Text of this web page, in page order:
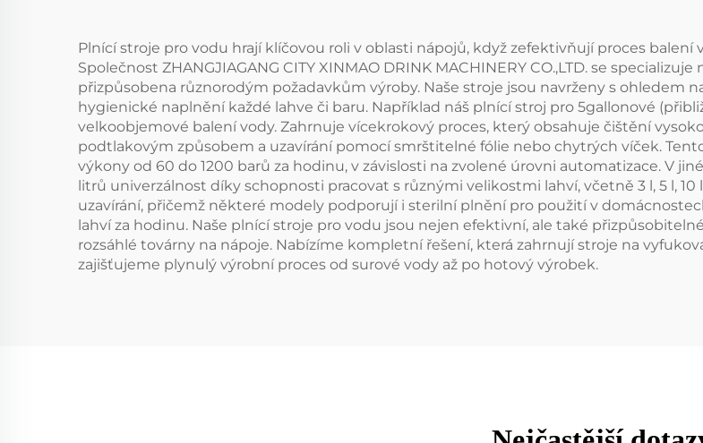
Plnící stroje pro vodu hrají klíčovou roli v oblasti nápojů, když zefektivňují proces balení
Společnost ZHANGJIAGANG CITY XINMAO DRINK MACHINERY CO.,LTD. se
přizpůsobena různorodým požadavkům výroby. Naše stroje jsou navrženy s ohledem
hygienické naplnění každé lahve či baru. Například náš plnící stroj pro 5gallonové
velkoobjemové balení vody. Zahrnuje vícekrokový proces, který obsahuje čištění
podtlakovým způsobem a uzavírání pomocí smrštitelné fólie nebo chytrých víček.
výkony od 60 do 1200 barů za hodinu, v závislosti na zvolené úrovni automatizace. V
litrů univerzálnost díky schopnosti pracovat s různými velikostmi lahví, včetně 3 l, 5 l,
uzavírání, přičemž některé modely podporují i sterilní plnění pro použití v
lahví za hodinu. Naše plnící stroje pro vodu jsou nejen efektivní, ale také
rozsáhlé továrny na nápoje. Nabízíme kompletní řešení, která zahrnují stroje na
zajišťujeme plynulý výrobní proces od surové vody až po hotový výrobek.